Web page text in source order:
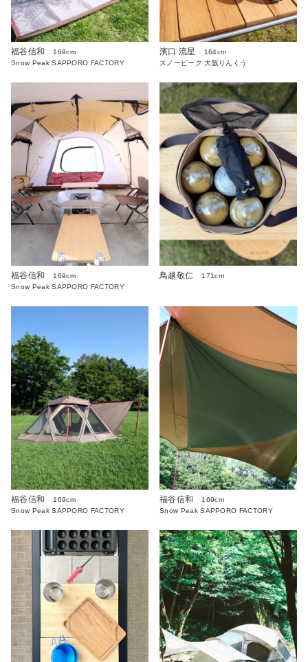
福谷信和
169cm
Snow Peak SAPPORO FACTORY
濱口 流星
164cm
スノーピーク 大阪りんくう
福谷信和
169cm
Snow Peak SAPPORO FACTORY
鳥越敬仁 171cm
福谷信和
169cm
Snow Peak SAPPORO FACTORY
福谷信和
169cm
Snow Peak SAPPORO FACTORY